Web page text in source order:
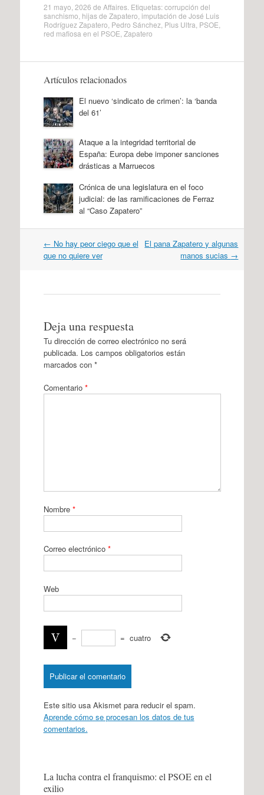
21 mayo, 2026 de Affaires. Etiquetas:corrupción del
sanchismo hijas de Zapatero imputación de José Luis
Rodríguez Zapatero Pedro Sánchez, Plus Ultra PSOE
red mafiosa en el PSOE Zapatero
Artículos relacionados
El nuevo ‘sindicato de crimen’: la ‘banda
del 61’
Ataque a la integridad territorial de
España: Europa debe imponer sanciones
drásticas a Marruecos
Crónica de una legislatura en el foco
judicial: de las ramificaciones de Ferraz
al “Caso Zapatero”
Navegación
por
← No hay peor ciego que el
que no quiere ver
El pana Zapatero y algunas
manos sucias →
Deja una respuesta
Tu dirección de correo electrónico no será
publicada. Los campos obligatorios están
marcados con *
Comentario *
Nombre *
Correo electrónico *
Web
− = cuatro
Este sitio usa Akismet para reducir el spam.
Aprende cómo se procesan los datos de tus
comentarios.
La lucha contra el franquismo: el PSOE en el
exilio